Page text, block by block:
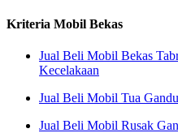
Kriteria Mobil Bekas
Jual Beli Mobil Bekas
Kecelakaan
Jual Beli Mobil Tua
Jual Beli Mobil Rusak